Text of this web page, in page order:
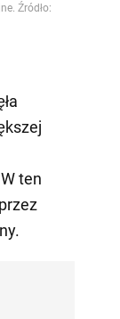
Źródło:
ten